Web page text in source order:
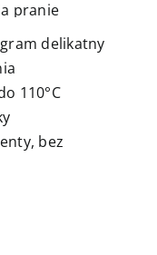
delikatny
110°C
bez